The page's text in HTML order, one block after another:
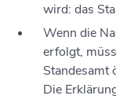
wird: das
Wenn die
erfolgt,
Standesamt
Die